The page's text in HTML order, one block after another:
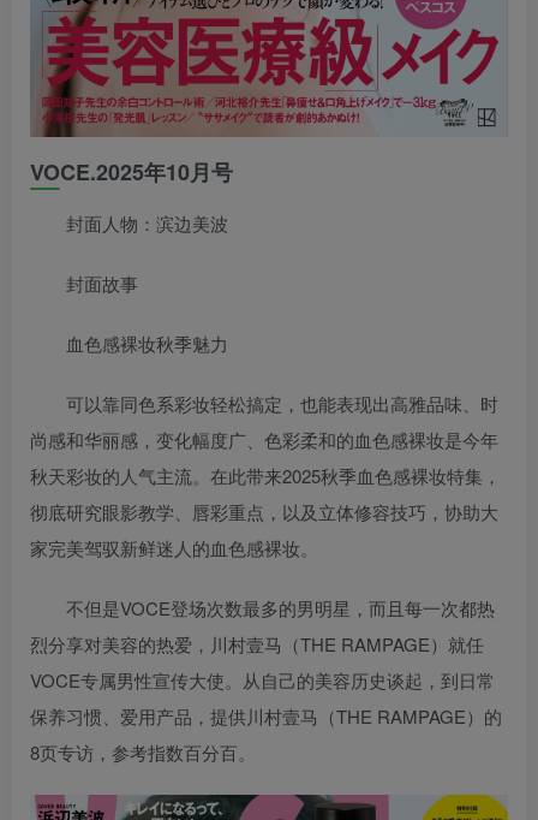
VOCE.2025年10月号
封面人物：滨边美波
封面故事
血色感裸妆秋季魅力
可以靠同色系彩妆轻松搞定，也能表现出高雅品味、时
尚感和华丽感，变化幅度广、色彩柔和的血色感裸妆是今年
秋天彩妆的人气主流。在此带来2025秋季血色感裸妆特集，
彻底研究眼影教学、唇彩重点，以及立体修容技巧，协助大
家完美驾驭新鲜迷人的血色感裸妆。
不但是VOCE登场次数最多的男明星，而且每一次都热
烈分享对美容的热爱，川村壹马（THE RAMPAGE）就任
VOCE专属男性宣传大使。从自己的美容历史谈起，到日常
保养习惯、爱用产品，提供川村壹马（THE RAMPAGE）的
8页专访，参考指数百分百。